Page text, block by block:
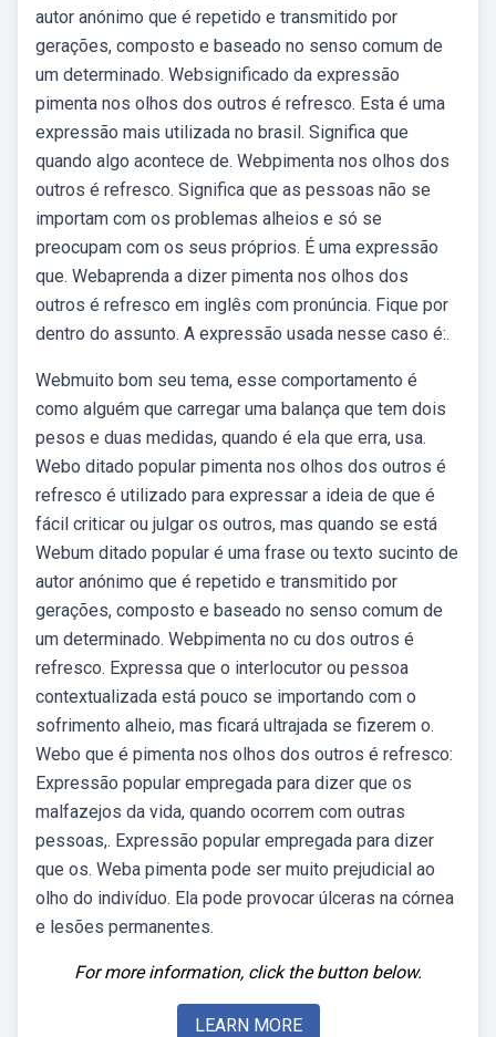
autor anónimo que é repetido e transmitido por
gerações, composto e baseado no senso comum de
um determinado. Websignificado da expressão
pimenta nos olhos dos outros é refresco. Esta é uma
expressão mais utilizada no brasil. Significa que
quando algo acontece de. Webpimenta nos olhos dos
outros é refresco. Significa que as pessoas não se
importam com os problemas alheios e só se
preocupam com os seus próprios. É uma expressão
que. Webaprenda a dizer pimenta nos olhos dos
outros é refresco em inglês com pronúncia. Fique por
dentro do assunto. A expressão usada nesse caso é:.
Webmuito bom seu tema, esse comportamento é
como alguém que carregar uma balança que tem dois
pesos e duas medidas, quando é ela que erra, usa.
Webo ditado popular pimenta nos olhos dos outros é
refresco é utilizado para expressar a ideia de que é
fácil criticar ou julgar os outros, mas quando se está
Webum ditado popular é uma frase ou texto sucinto de
autor anónimo que é repetido e transmitido por
gerações, composto e baseado no senso comum de
um determinado. Webpimenta no cu dos outros é
refresco. Expressa que o interlocutor ou pessoa
contextualizada está pouco se importando com o
sofrimento alheio, mas ficará ultrajada se fizerem o.
Webo que é pimenta nos olhos dos outros é refresco:
Expressão popular empregada para dizer que os
malfazejos da vida, quando ocorrem com outras
pessoas,. Expressão popular empregada para dizer
que os. Weba pimenta pode ser muito prejudicial ao
olho do indivíduo. Ela pode provocar úlceras na córnea
e lesões permanentes.
For more information, click the button below.
LEARN MORE